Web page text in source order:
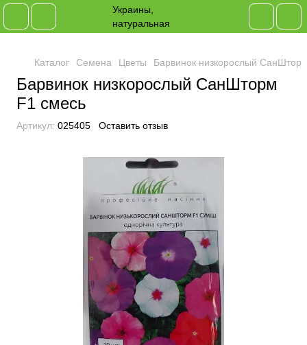
Каталог Семена Цветы Барвинок низкорослый
Барвинок низкорослый СанШторм
F1 смесь
Артикул: 025405 Оставить отзыв